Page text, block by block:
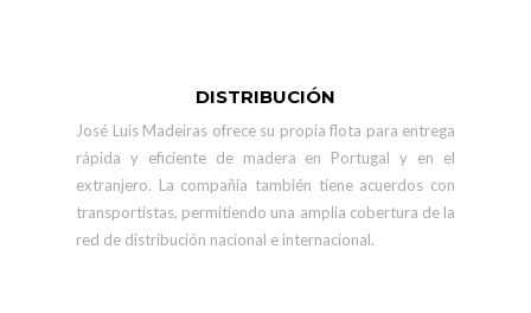
DISTRIBUCIÓN
José Luis Madeiras ofrece su propia flota para entrega
rápida y eficiente de madera en Portugal y en el
extranjero. La compañía también tiene acuerdos con
transportistas, permitiendo una amplia cobertura de la
red de distribución nacional e internacional.